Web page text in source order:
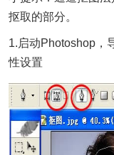
抠取的部分。
1.启动Photoshop，
性设置